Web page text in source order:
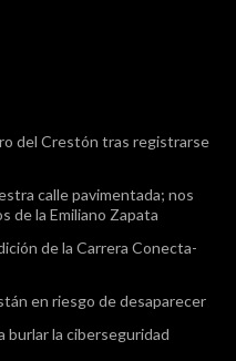
del Crestón tras registrarse
calle pavimentada; nos
de la Emiliano Zapata
de la Carrera Conecta-
en riesgo de desaparecer
burlar la ciberseguridad